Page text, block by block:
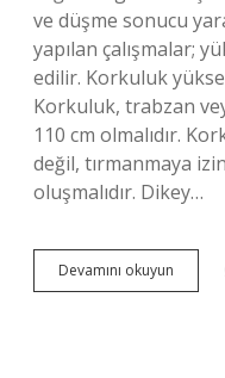
ve düşme sonucu
yapılan çalışmalar;
edilir. Korkuluk
Korkuluk, trabzan
110 cm olmalıdır.
değil, tırmanmaya
oluşmalıdır. Dikey…
Devamını okuyun
De